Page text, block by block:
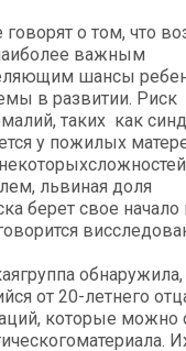
о том, что
важным
шансы
в развитии. Риск
таких как
у пожилых
львиная доля
берет свое
от 20-летнего
которые можно